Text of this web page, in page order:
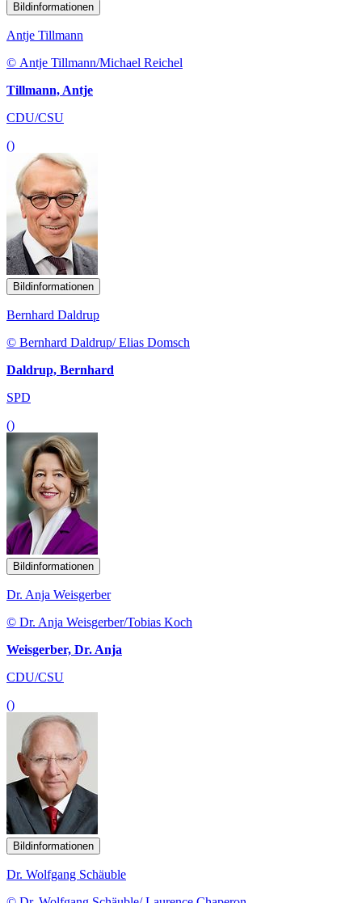
Bildinformationen
Antje Tillmann
© Antje Tillmann/Michael Reichel
Tillmann, Antje
CDU/CSU
()
Bildinformationen
Bernhard Daldrup
© Bernhard Daldrup/ Elias Domsch
Daldrup, Bernhard
SPD
()
Bildinformationen
Dr. Anja Weisgerber
© Dr. Anja Weisgerber/Tobias Koch
Weisgerber, Dr. Anja
CDU/CSU
()
Bildinformationen
Dr. Wolfgang Schäuble